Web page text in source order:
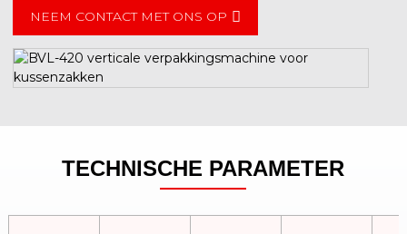
NEEM CONTACT MET ONS OP
TECHNISCHE PARAMETER